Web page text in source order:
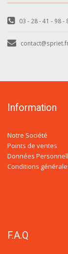
03 - 28 - 41 - 98 -
Information
Notre Société
Points de ventes
Données
F.A.Q